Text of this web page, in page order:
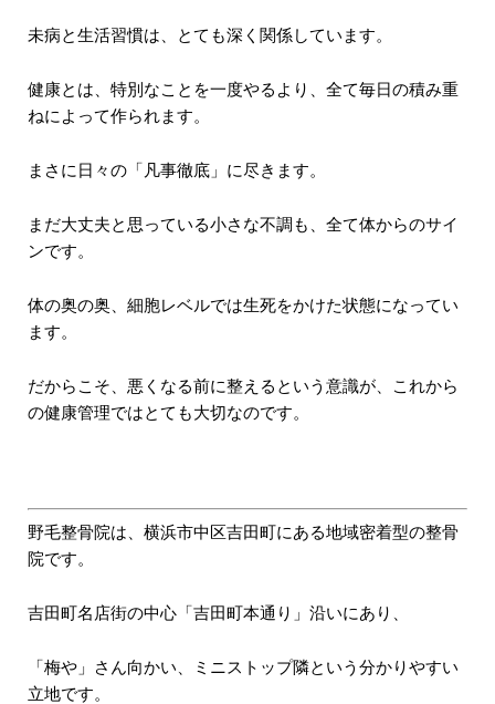
未病と生活習慣は、とても深く関係しています。
健康とは、特別なことを一度やるより、全て毎日の積み重
ねによって作られます。
まさに日々の「凡事徹底」に尽きます。
まだ大丈夫と思っている小さな不調も、全て体からのサイ
ンです。
体の奥の奥、細胞レベルでは生死をかけた状態になってい
ます。
だからこそ、悪くなる前に整えるという意識が、これから
の健康管理ではとても大切なのです。
野毛整骨院は、横浜市中区吉田町にある地域密着型の整骨
院です。
吉田町名店街の中心「吉田町本通り」沿いにあり、
「梅や」さん向かい、ミニストップ隣という分かりやすい
立地です。